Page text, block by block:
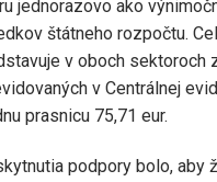
jednorazovo ako
štátneho rozpočtu.
v oboch
v Centrálnej
prasnicu 75,71 eur.
podpory bolo, aby